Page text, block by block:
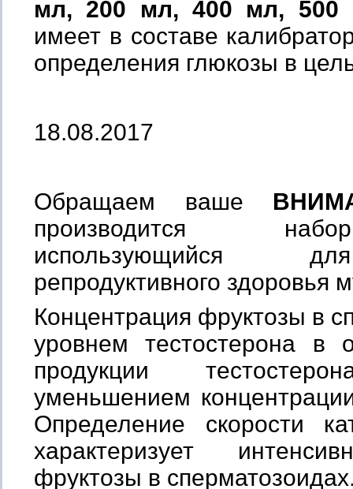
мл, 200 мл, 400 мл,
имеет в составе
определения глюкозы в
18.08.2017
Обращаем ваше
производится
использующийся
репродуктивного здоровья
Концентрация фруктозы в
уровнем тестостерона в
продукции
уменьшением
Определение скорости
характеризует
фруктозы в